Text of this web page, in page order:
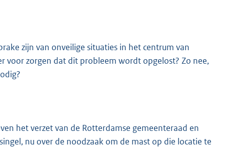
zijn van onveilige situaties in het centrum van
voor zorgen dat dit probleem wordt opgelost? Zo nee,
het verzet van de Rotterdamse gemeenteraad en
nu over de noodzaak om de mast op die locatie te